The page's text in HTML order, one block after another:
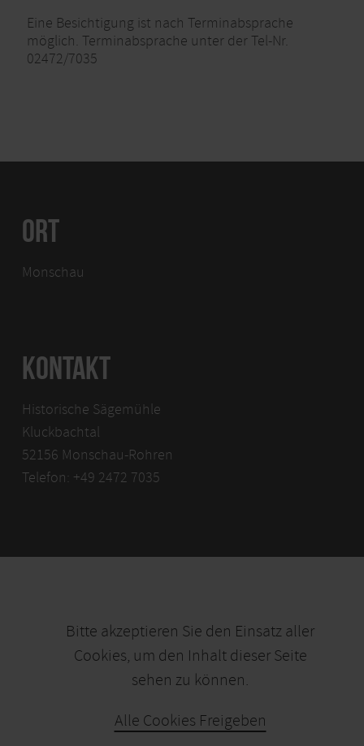
Eine Besichtigung ist nach Terminabsprache
möglich. Terminabsprache unter der Tel-Nr.
02472/7035
ORT
Monschau
KONTAKT
Historische Sägemühle
Kluckbachtal
52156 Monschau-Rohren
Telefon: +49 2472 7035
Bitte akzeptieren Sie den Einsatz aller
Cookies, um den Inhalt dieser Seite
sehen zu können.
Alle Cookies Freigeben